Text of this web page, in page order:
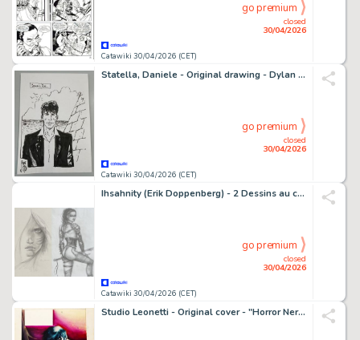
Catawiki 30/04/2026 (CET)
closed
30/04/2026
go premium
Statella, Daniele - Original drawing - Dylan Dog - 2015
Catawiki 30/04/2026 (CET)
closed
30/04/2026
go premium
Ihsahnity (Erik Doppenberg) - 2 Dessins au crayon - Female Warriors - 2010
Catawiki 30/04/2026 (CET)
closed
30/04/2026
go premium
Studio Leonetti - Original cover - "Horror Nero"